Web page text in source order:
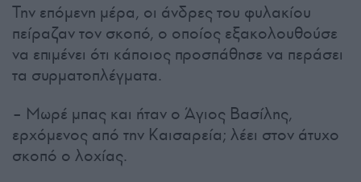
Την επόμενη μέρα, οι άνδρες του φυλακίου
πείραζαν τον σκοπό, ο οποίος εξακολουθούσε
να επιμένει ότι κάποιος προσπάθησε να περάσει
τα συρματοπλέγματα.
– Μωρέ μπας και ήταν ο Άγιος Βασίλης,
ερχόμενος από την Καισαρεία; λέει στον άτυχο
σκοπό ο λοχίας.